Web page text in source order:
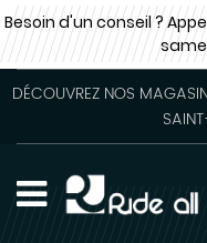
Besoin d'un conseil ?
DÉCOUVREZ NOS